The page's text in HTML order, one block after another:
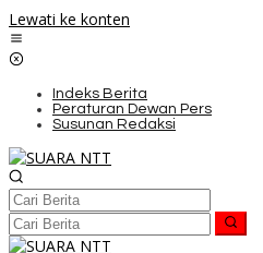
Lewati ke konten
Indeks Berita
Peraturan Dewan Pers
Susunan Redaksi